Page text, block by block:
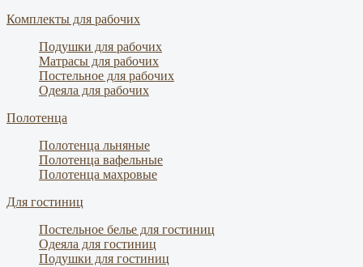
Комплекты для рабочих
Подушки для рабочих
Матрасы для рабочих
Постельное для рабочих
Одеяла для рабочих
Полотенца
Полотенца льняные
Полотенца вафельные
Полотенца махровые
Для гостиниц
Постельное белье для гостиниц
Одеяла для гостиниц
Подушки для гостиниц